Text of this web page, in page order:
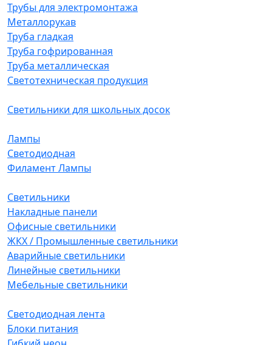
Трубы для электромонтажа
Металлорукав
Труба гладкая
Труба гофрированная
Труба металлическая
Светотехническая продукция
Светильники для школьных досок
Лампы
Светодиодная
Филамент Лампы
Светильники
Накладные панели
Офисные светильники
ЖКХ / Промышленные светильники
Аварийные светильники
Линейные светильники
Мебельные светильники
Светодиодная лента
Блоки питания